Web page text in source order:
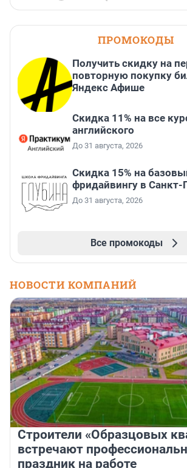
ПРОМОКОДЫ
Получить скидку на
повторную покупку
Яндекс Афише
Скидка 11% на все
английского
До 31 августа, 2026
Скидка 15% на
фридайвингу в Санкт-
До 31 августа, 2026
Все промокоды
НОВОСТИ КОМПАНИЙ
Строители «Образцовых
встречают
праздник на работе